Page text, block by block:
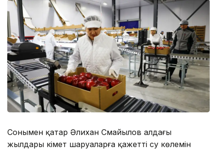
Сонымен қатар Әлихан Смайылов алдағы
жылдары Үкімет шаруаларға қажетті су көлемін